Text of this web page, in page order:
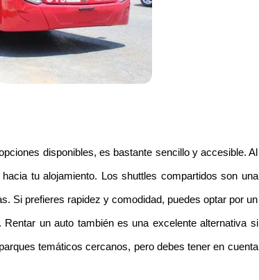
disponibles, es bastante sencillo y accesible. Al
tu alojamiento. Los shuttles compartidos son una
Si prefieres rapidez y comodidad, puedes optar por un
un auto también es una excelente alternativa si
temáticos cercanos, pero debes tener en cuenta